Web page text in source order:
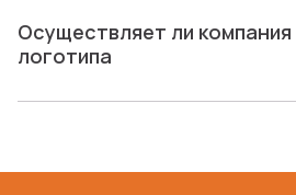
Осуществляет ли
логотипа